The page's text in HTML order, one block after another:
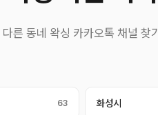
다른 동네 왁싱 카카오톡 채널 찾기
63 화성시